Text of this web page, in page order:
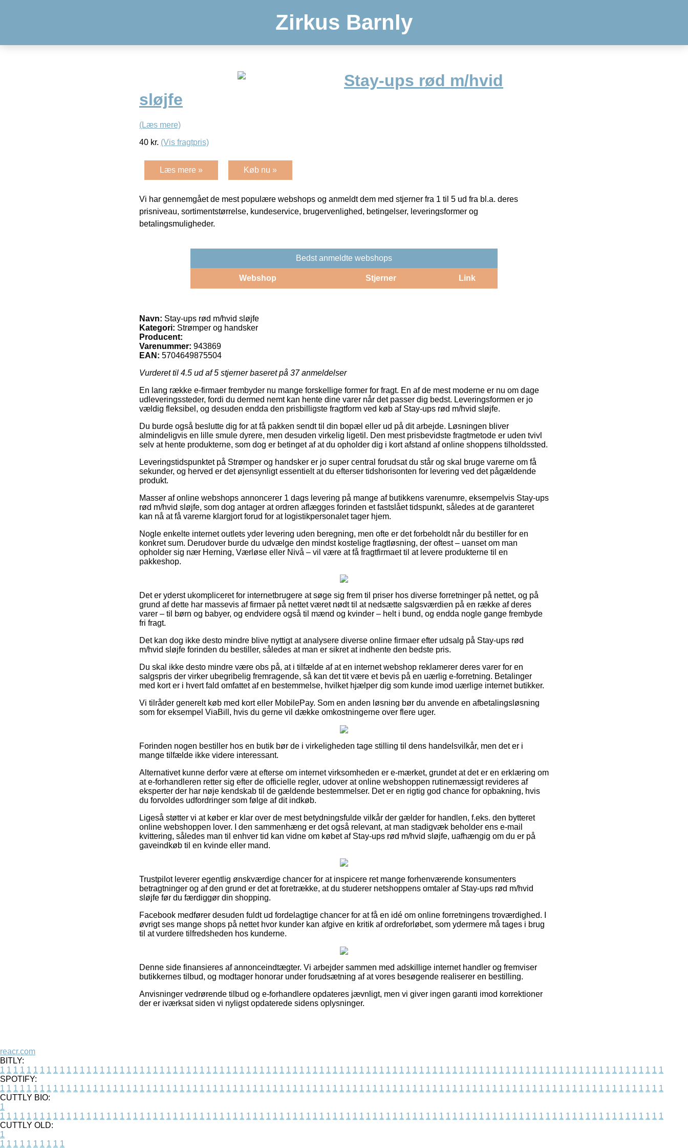
Zirkus Barnly
Stay-ups rød m/hvid
sløjfe
(Læs mere)
40 kr. (Vis fragtpris)
Læs mere » Køb nu »
Vi har gennemgået de mest populære webshops og anmeldt dem med stjerner fra 1 til 5 ud fra bl.a. deres
prisniveau, sortimentstørrelse, kundeservice, brugervenlighed, betingelser, leveringsformer og
betalingsmuligheder.
Bedst anmeldte webshops
Webshop Stjerner Link
Navn: Stay-ups rød m/hvid sløjfe
Kategori: Strømper og handsker
Producent:
Varenummer: 943869
EAN: 5704649875504
Vurderet til 4.5 ud af 5 stjerner baseret på 37anmeldelser
En lang række e-firmaer frembyder nu mange forskellige former for fragt. En af de mest moderne er nu om dage
udleveringssteder, fordi du dermed nemt kan hente dine varer når det passer dig bedst. Leveringsformen er jo
vældig fleksibel, og desuden endda den prisbilligste fragtform ved køb af Stay-ups rød m/hvid sløjfe.
Du burde også beslutte dig for at få pakken sendt til din bopæl eller ud på dit arbejde. Løsningen bliver
almindeligvis en lille smule dyrere, men desuden virkelig ligetil. Den mest prisbevidste fragtmetode er uden tvivl
selv at hente produkterne, som dog er betinget af at du opholder dig i kort afstand af online shoppens tilholdssted.
Leveringstidspunktet på Strømper og handsker er jo super central forudsat du står og skal bruge varerne om få
sekunder, og herved er det øjensynligt essentielt at du efterser tidshorisonten for levering ved det pågældende
produkt.
Masser af online webshops annoncerer 1 dags levering på mange af butikkens varenumre, eksempelvis Stay-ups
rød m/hvid sløjfe, som dog antager at ordren aflægges forinden et fastslået tidspunkt, således at de garanteret
kan nå at få varerne klargjort forud for at logistikpersonalet tager hjem.
Nogle enkelte internet outlets yder levering uden beregning, men ofte er det forbeholdt når du bestiller for en
konkret sum. Derudover burde du udvælge den mindst kostelige fragtløsning, der oftest – uanset om man
opholder sig nær Herning, Værløse eller Nivå – vil være at få fragtfirmaet til at levere produkterne til en
pakkeshop.
Det er yderst ukompliceret for internetbrugere at søge sig frem til priser hos diverse forretninger på nettet, og på
grund af dette har massevis af firmaer på nettet været nødt til at nedsætte salgsværdien på en række af deres
varer – til børn og babyer, og endvidere også til mænd og kvinder – helt i bund, og endda nogle gange frembyde
fri fragt.
Det kan dog ikke desto mindre blive nyttigt at analysere diverse online firmaer efter udsalg på Stay-ups rød
m/hvid sløjfe forinden du bestiller, således at man er sikret at indhente den bedste pris.
Du skal ikke desto mindre være obs på, at i tilfælde af at en internet webshop reklamerer deres varer for en
salgspris der virker ubegribelig fremragende, så kan det tit være et bevis på en uærlig e-forretning. Betalinger
med kort er i hvert fald omfattet af en bestemmelse, hvilket hjælper dig som kunde imod uærlige internet butikker.
Vi tilråder generelt køb med kort eller MobilePay. Som en anden løsning bør du anvende en afbetalingsløsning
som for eksempel ViaBill, hvis du gerne vil dække omkostningerne over flere uger.
Forinden nogen bestiller hos en butik bør de i virkeligheden tage stilling til dens handelsvilkår, men det er i
mange tilfælde ikke videre interessant.
Alternativet kunne derfor være at efterse om internet virksomheden er e-mærket, grundet at det er en erklæring om
at e-forhandleren retter sig efter de officielle regler, udover at online webshoppen rutinemæssigt revideres af
eksperter der har nøje kendskab til de gældende bestemmelser. Det er en rigtig god chance for opbakning, hvis
du forvoldes udfordringer som følge af dit indkøb.
Ligeså støtter vi at køber er klar over de mest betydningsfulde vilkår der gælder for handlen, f.eks. den bytteret
online webshoppen lover. I den sammenhæng er det også relevant, at man stadigvæk beholder ens e-mail
kvittering, således man til enhver tid kan vidne om købet af Stay-ups rød m/hvid sløjfe, uafhængig om du er på
gaveindkøb til en kvinde eller mand.
Trustpilot leverer egentlig ønskværdige chancer for at inspicere ret mange forhenværende konsumenters
betragtninger og af den grund er det at foretrække, at du studerer netshoppens omtaler af Stay-ups rød m/hvid
sløjfe før du færdiggør din shopping.
Facebook medfører desuden fuldt ud fordelagtige chancer for at få en idé om online forretningens troværdighed. I
øvrigt ses mange shops på nettet hvor kunder kan afgive en kritik af ordreforløbet, som ydermere må tages i brug
til at vurdere tilfredsheden hos kunderne.
Denne side finansieres af annonceindtægter. Vi arbejder sammen med adskillige internet handler og fremviser
butikkernes tilbud, og modtager honorar under forudsætning af at vores besøgende realiserer en bestilling.
Anvisninger vedrørende tilbud og e-forhandlere opdateres jævnligt, men vi giver ingen garanti imod korrektioner
der er iværksat siden vi nyligst opdaterede sidens oplysninger.
reacr.com
BITLY:
1 1 1 1 1 1 1 1 1 1 1 1 1 1 1 1 1 1 1 1 1 1 1 1 1 1 1 1 1 1 1 1 1 1 1 1 1 1 1 1 1 1 1 1 1 1 1 1 1 1 1 1 1 1 1 1 1 1 1 1 1 1 1 1 1 1 1 1 1 1 1 1 1 1 1 1 1 1 1 1 1 1 1 1 1 1 1 1 1 1 1 1 1 1 1 1 1 1 1 1
SPOTIFY:
1 1 1 1 1 1 1 1 1 1 1 1 1 1 1 1 1 1 1 1 1 1 1 1 1 1 1 1 1 1 1 1 1 1 1 1 1 1 1 1 1 1 1 1 1 1 1 1 1 1 1 1 1 1 1 1 1 1 1 1 1 1 1 1 1 1 1 1 1 1 1 1 1 1 1 1 1 1 1 1 1 1 1 1 1 1 1 1 1 1 1 1 1 1 1 1 1 1 1 1
CUTTLY BIO:
1
1 1 1 1 1 1 1 1 1 1 1 1 1 1 1 1 1 1 1 1 1 1 1 1 1 1 1 1 1 1 1 1 1 1 1 1 1 1 1 1 1 1 1 1 1 1 1 1 1 1 1 1 1 1 1 1 1 1 1 1 1 1 1 1 1 1 1 1 1 1 1 1 1 1 1 1 1 1 1 1 1 1 1 1 1 1 1 1 1 1 1 1 1 1 1 1 1 1 1 1
CUTTLY OLD:
1
1 1 1 1 1 1 1 1 1 1